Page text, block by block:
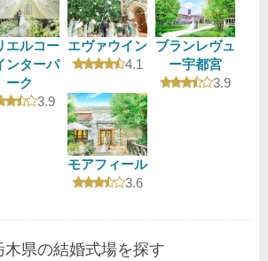
エルコー
ンターパ
ーク
口コミ評価
3.9
エヴァウイン
口コミ評価
4.1
ブランレヴュ
ー宇都宮
口コミ評
3.9
モアフィール
口コミ評価
3.6
木県の結婚式場を探す